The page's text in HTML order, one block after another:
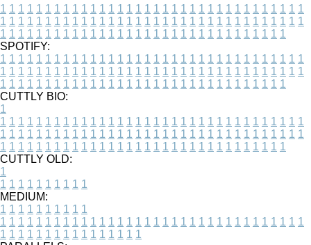
1 1 1 1 1 1 1 1 1 1 1 1 1 1 1 1 1 1 1 1 1 1 1 1 1 1 1 1 1 1 1 1 1 1
1 1 1 1 1 1 1 1 1 1 1 1 1 1 1 1 1 1 1 1 1 1 1 1 1 1 1 1 1 1 1 1 1 1
1 1 1 1 1 1 1 1 1 1 1 1 1 1 1 1 1 1 1 1 1 1 1 1 1 1 1 1 1 1 1 1
SPOTIFY:
1 1 1 1 1 1 1 1 1 1 1 1 1 1 1 1 1 1 1 1 1 1 1 1 1 1 1 1 1 1 1 1 1 1
1 1 1 1 1 1 1 1 1 1 1 1 1 1 1 1 1 1 1 1 1 1 1 1 1 1 1 1 1 1 1 1 1 1
1 1 1 1 1 1 1 1 1 1 1 1 1 1 1 1 1 1 1 1 1 1 1 1 1 1 1 1 1 1 1 1
CUTTLY BIO:
1
1 1 1 1 1 1 1 1 1 1 1 1 1 1 1 1 1 1 1 1 1 1 1 1 1 1 1 1 1 1 1 1 1 1
1 1 1 1 1 1 1 1 1 1 1 1 1 1 1 1 1 1 1 1 1 1 1 1 1 1 1 1 1 1 1 1 1 1
1 1 1 1 1 1 1 1 1 1 1 1 1 1 1 1 1 1 1 1 1 1 1 1 1 1 1 1 1 1 1 1
CUTTLY OLD:
1
1 1 1 1 1 1 1 1 1 1
MEDIUM:
1 1 1 1 1 1 1 1 1 1
1 1 1 1 1 1 1 1 1 1 1 1 1 1 1 1 1 1 1 1 1 1 1 1 1 1 1 1 1 1 1 1 1 1
1 1 1 1 1 1 1 1 1 1 1 1 1 1 1 1